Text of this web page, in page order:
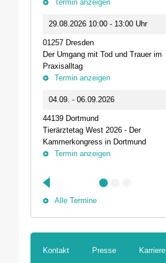
Termin anzeigen
29.08.2026 10:00 - 13:00 Uhr
01257 Dresden
Der Umgang mit Tod und Trauer im
Praxisalltag
Termin anzeigen
04.09. - 06.09.2026
44139 Dortmund
Tierärztetag West 2026 - Der
Kammerkongress in Dortmund
Termin anzeigen
Alle Termine
Kontakt Presse Karriere